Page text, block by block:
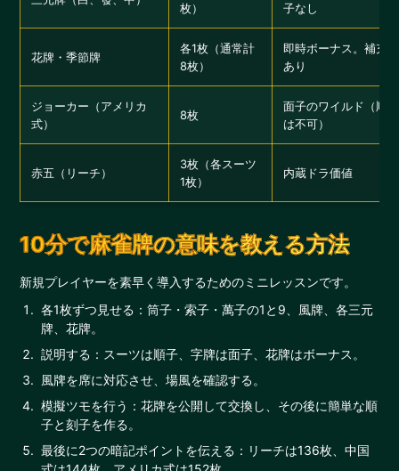
枚）
子なし
花牌・季節牌
各1枚（通常計
8枚）
即時ボーナス。補充
あり
ジョーカー（アメリカ
式）
8枚
面子のワイルド（順
は不可）
赤五（リーチ）
3枚（各スーツ
1枚）
内蔵ドラ価値
10分で麻雀牌の意味を教える方法
新規プレイヤーを素早く導入するためのミニレッスンです。
各1枚ずつ見せる：筒子・索子・萬子の1と9、風牌、各三元
牌、花牌。
説明する：スーツは順子、字牌は面子、花牌はボーナス。
風牌を席に対応させ、場風を確認する。
模擬ツモを行う：花牌を公開して交換し、その後に簡単な順
子と刻子を作る。
最後に2つの暗記ポイントを伝える：リーチは136枚、中国